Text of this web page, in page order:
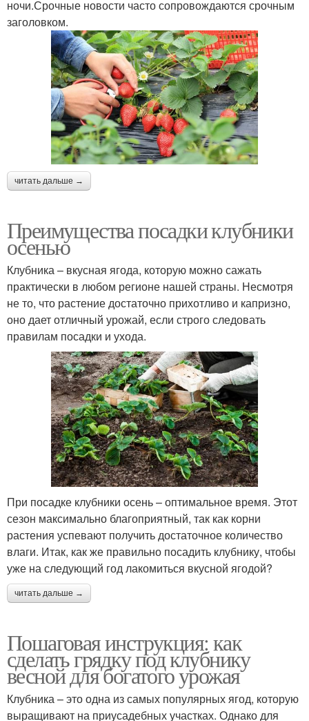
ночи.Срочные новости часто сопровождаются срочным
заголовком.
читать дальше →
Преимущества посадки клубники
осенью
Клубника – вкусная ягода, которую можно сажать
практически в любом регионе нашей страны. Несмотря
не то, что растение достаточно прихотливо и капризно,
оно дает отличный урожай, если строго следовать
правилам посадки и ухода.
При посадке клубники осень – оптимальное время. Этот
сезон максимально благоприятный, так как корни
растения успевают получить достаточное количество
влаги. Итак, как же правильно посадить клубнику, чтобы
уже на следующий год лакомиться вкусной ягодой?
читать дальше →
Пошаговая инструкция: как
сделать грядку под клубнику
весной для богатого урожая
Клубника – это одна из самых популярных ягод, которую
выращивают на приусадебных участках. Однако для